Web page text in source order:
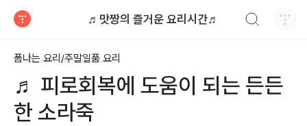
♬맛짱의 즐거운 요리시간♬
폼나는 요리/주말일품 요리
♬ 피로회복에 도움이 되는 든든
한 소라죽